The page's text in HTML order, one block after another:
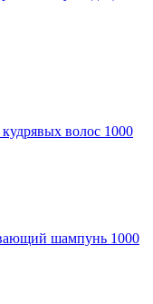
волос 1000
шампунь 1000